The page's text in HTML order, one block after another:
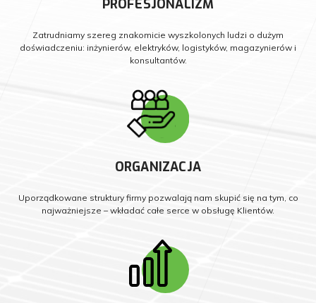
PROFESJONALIZM
Zatrudniamy szereg znakomicie wyszkolonych ludzi o dużym
doświadczeniu: inżynierów, elektryków, logistyków, magazynierów i
konsultantów.
ORGANIZACJA
Uporządkowane struktury firmy pozwalają nam skupić się na tym, co
najważniejsze – wkładać całe serce w obsługę Klientów.